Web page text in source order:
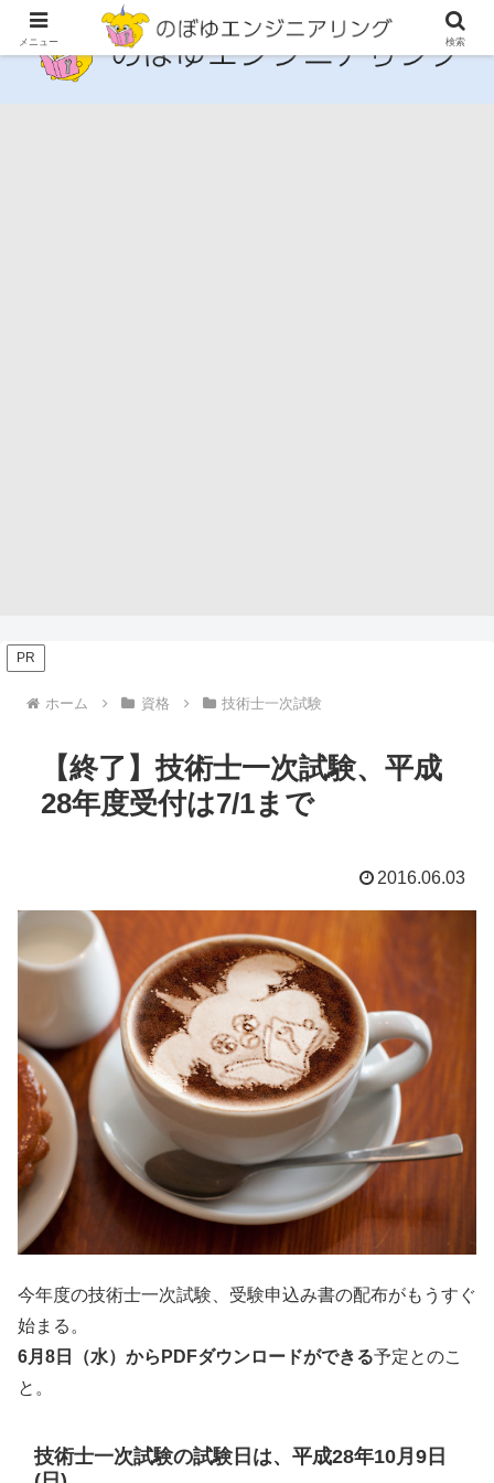
PR
ホーム 資格 技術士一次試験
【終了】技術士一次試験、平成
28年度受付は7/1まで
2016.06.03
今年度の技術士一次試験、受験申込み書の配布がもうすぐ
始まる。
6月8日（水）からPDFダウンロードができる予定とのこ
と。
技術士一次試験の試験日は、平成28年10月9日
メニュー 検索